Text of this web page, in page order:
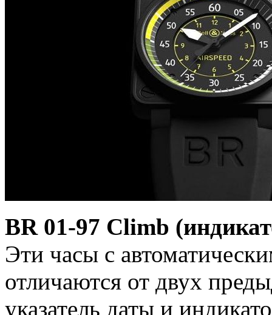
BR 01-97 Climb
Эти часы с
отличаются от двух
указатель даты и